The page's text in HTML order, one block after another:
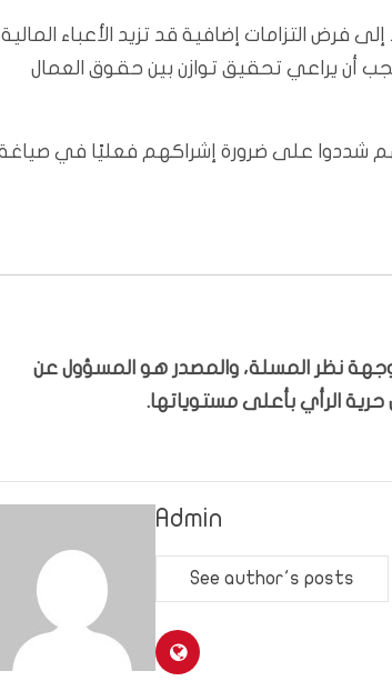
التزامات إضافية قد تزيد الأعباء المالية
أن يراعي تحقيق توازن بين حقوق العمال
شددوا على ضرورة إشراكهم فعليًا في
وجهة نظر المسلة، والمصدر هو المسؤول عن
الرأي بأعلى مستوياتها.
Admin
See author's posts